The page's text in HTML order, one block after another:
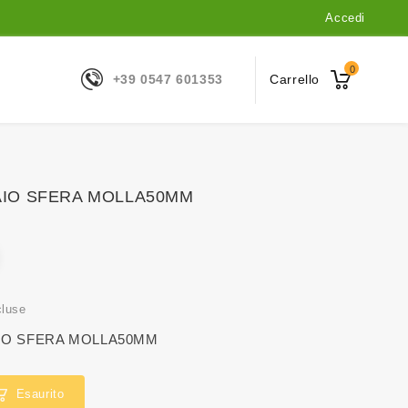
Accedi
Carrello
0
+39 0547 601353
SFERA MOLLA50MM
SFERA MOLLA50MM
Esaurito